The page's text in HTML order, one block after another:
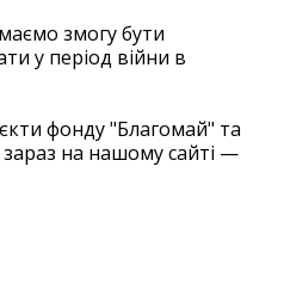
змогу бути
у період війни в
фонду "Благомай" та
на нашому сайті —